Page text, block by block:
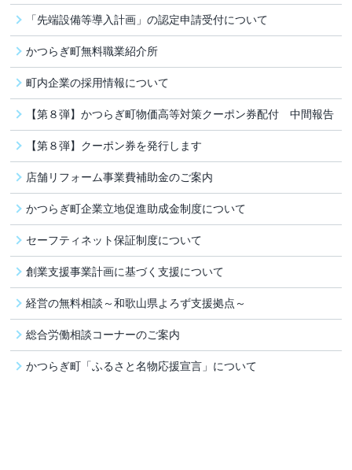
「先端設備等導入計画」の認定申請受付について
かつらぎ町無料職業紹介所
町内企業の採用情報について
【第８弾】かつらぎ町物価高等対策クーポン券配付 中間報告
【第８弾】クーポン券を発行します
店舗リフォーム事業費補助金のご案内
かつらぎ町企業立地促進助成金制度について
セーフティネット保証制度について
創業支援事業計画に基づく支援について
経営の無料相談～和歌山県よろず支援拠点～
総合労働相談コーナーのご案内
かつらぎ町「ふるさと名物応援宣言」について